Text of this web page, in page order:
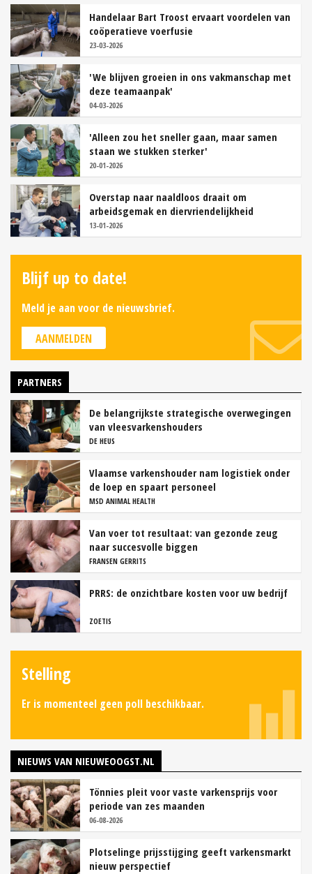
Handelaar Bart Troost ervaart voordelen van
coöperatieve voerfusie
23-03-2026
'We blijven groeien in ons vakmanschap met
deze teamaanpak'
04-03-2026
'Alleen zou het sneller gaan, maar samen
staan we stukken sterker'
20-01-2026
Overstap naar naaldloos draait om
arbeidsgemak en diervriendelijkheid
13-01-2026
Blijf up to date!
Meld je aan voor de nieuwsbrief.
AANMELDEN
PARTNERS
De belangrijkste strategische overwegingen
van vleesvarkenshouders
DE HEUS
Vlaamse varkenshouder nam logistiek onder
de loep en spaart personeel
MSD ANIMAL HEALTH
Van voer tot resultaat: van gezonde zeug
naar succesvolle biggen
FRANSEN GERRITS
PRRS: de onzichtbare kosten voor uw bedrijf
ZOETIS
Stelling
Er is momenteel geen poll beschikbaar.
NIEUWS VAN NIEUWEOOGST.NL
Tönnies pleit voor vaste varkensprijs voor
periode van zes maanden
06-08-2026
Plotselinge prijsstijging geeft varkensmarkt
nieuw perspectief